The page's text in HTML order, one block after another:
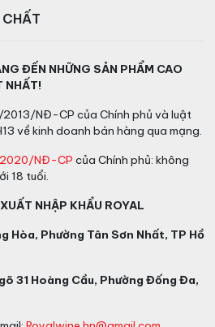
ĐẾN NHỮNG SẢN PHẨM CAO
NHẤT!
2013/NĐ-CP của Chính phủ và luật
về kinh doanh bán hàng qua mạng.
NĐ-CP của Chính phủ: không
18 tuổi.
NHẬP KHẨU ROYAL
Hòa, Phường Tân Sơn Nhất, TP Hồ
31 Hoàng Cầu, Phường Đống Đa,